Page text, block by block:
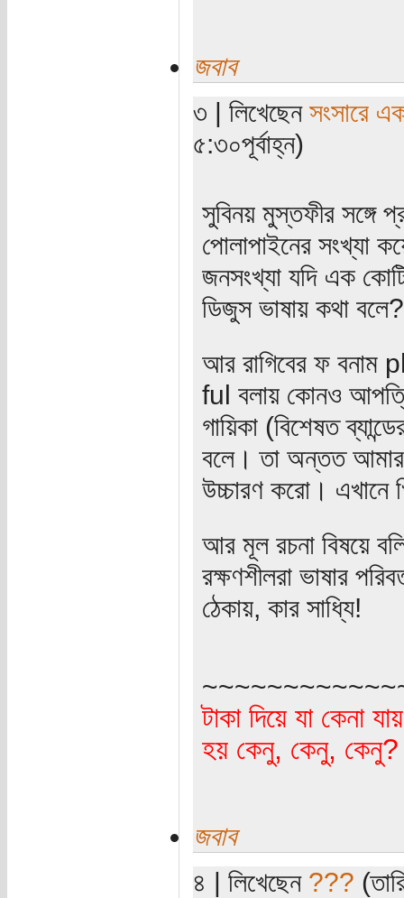
জবাব
৩ | লিখেছেন সংসারে এক
৫:৩০পূর্বাহ্ন)
সুবিনয় মুস্তফীর সঙ্গে
পোলাপাইনের সংখ্যা
জনসংখ্যা যদি এক
ডিজুস ভাষায় কথা
আর রাগিবের ফ বনাম
ful বলায় কোনও
গায়িকা (বিশেষত
বলে। তা অন্তত আমার
উচ্চারণ করো। এখানে
আর মূল রচনা বিষয়ে
রক্ষণশীলরা ভাষার
ঠেকায়, কার সাধ্যি!
টাকা দিয়ে যা কেনা
হয় কেনু, কেনু,
জবাব
৪ | লিখেছেন ???